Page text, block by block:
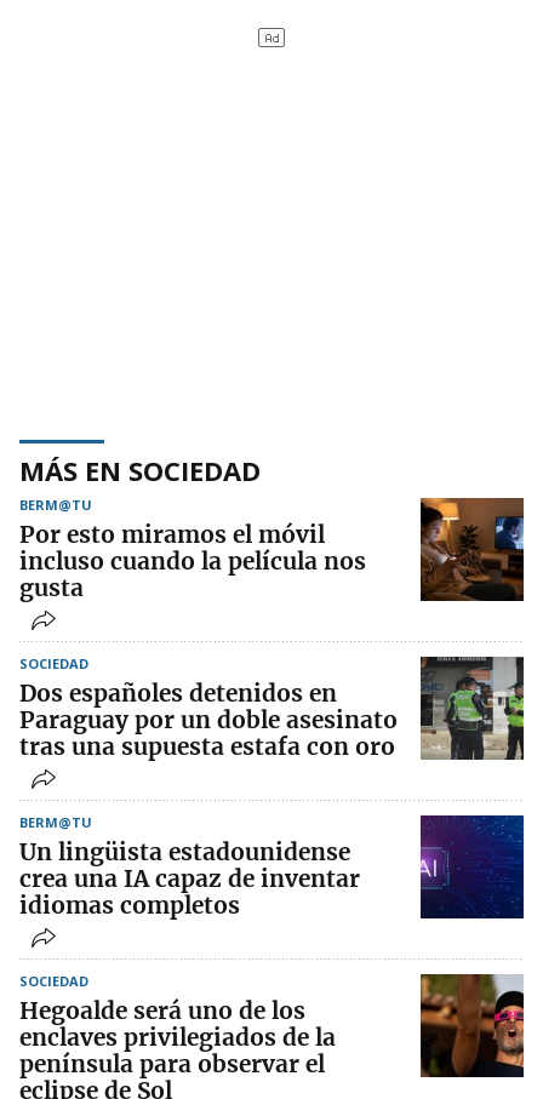
MÁS EN SOCIEDAD
BERM@TU
Por esto miramos el móvil
incluso cuando la película nos
gusta
SOCIEDAD
Dos españoles detenidos en
Paraguay por un doble asesinato
tras una supuesta estafa con oro
BERM@TU
Un lingüista estadounidense
crea una IA capaz de inventar
idiomas completos
SOCIEDAD
Hegoalde será uno de los
enclaves privilegiados de la
península para observar el
eclipse de Sol